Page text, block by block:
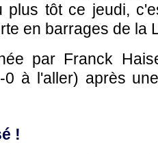
plus tôt ce jeudi,
en barrages de la
par Franck
à l'aller) après
!